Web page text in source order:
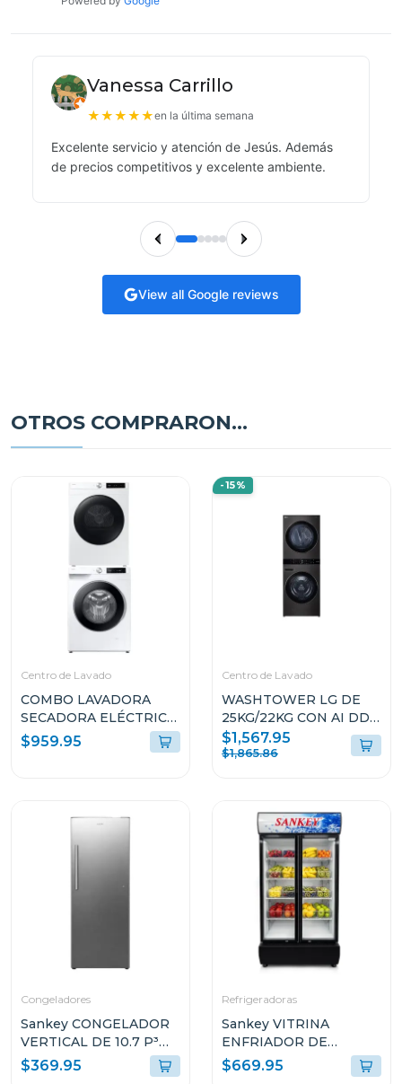
Vanessa Carrillo
★★★★★en la última semana
Excelente servicio y atención de Jesús. Además
de precios competitivos y excelente ambiente.
View all Google reviews
OTROS COMPRARON...
Centro de Lavado
COMBO LAVADORA
SECADORA ELÉCTRICA
11KG CARGA FRONTAL
WW11DG6U34LEED/DV11FG60BVBEED
$959.95
-15%
Centro de Lavado
WASHTOWER LG DE
25KG/22KG CON AI DD
THINQ WK25BS6
$1,567.95
$1,865.86
Congeladores
Sankey CONGELADOR
VERTICAL DE 10.7 P³
RFC1301
$369.95
Refrigeradoras
Sankey VITRINA
ENFRIADOR DE
20CUFT RFD20N
$669.95